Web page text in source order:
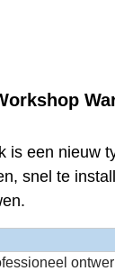
een nieuw
snel te